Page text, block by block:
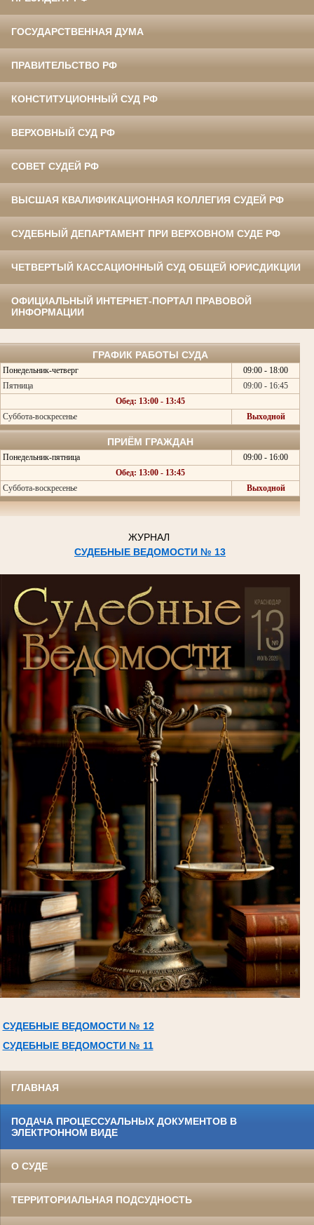
ГОСУДАРСТВЕННАЯ ДУМА
ПРАВИТЕЛЬСТВО РФ
КОНСТИТУЦИОННЫЙ СУД РФ
ВЕРХОВНЫЙ СУД РФ
СОВЕТ СУДЕЙ РФ
ВЫСШАЯ КВАЛИФИКАЦИОННАЯ КОЛЛЕГИЯ СУДЕЙ РФ
СУДЕБНЫЙ ДЕПАРТАМЕНТ ПРИ ВЕРХОВНОМ СУДЕ РФ
ЧЕТВЕРТЫЙ КАССАЦИОННЫЙ СУД ОБЩЕЙ ЮРИСДИКЦИИ
ОФИЦИАЛЬНЫЙ ИНТЕРНЕТ-ПОРТАЛ ПРАВОВОЙ
ИНФОРМАЦИИ
ГРАФИК РАБОТЫ СУДА
Понедельник-четверг
09:00 - 18:00
Пятница
09:00 - 16:45
Обед: 13:00 - 13:45
Суббота-воскресенье
Выходной
ПРИЁМ ГРАЖДАН
Понедельник-пятница
09:00 - 16:00
Обед: 13:00 - 13:45
Суббота-воскресенье
Выходной
ЖУРНАЛ
СУДЕБНЫЕ ВЕДОМОСТИ № 13
СУДЕБНЫЕ ВЕДОМОСТИ № 12
СУДЕБНЫЕ ВЕДОМОСТИ № 11
ГЛАВНАЯ
ПОДАЧА ПРОЦЕССУАЛЬНЫХ ДОКУМЕНТОВ В
ЭЛЕКТРОННОМ ВИДЕ
О СУДЕ
ТЕРРИТОРИАЛЬНАЯ ПОДСУДНОСТЬ